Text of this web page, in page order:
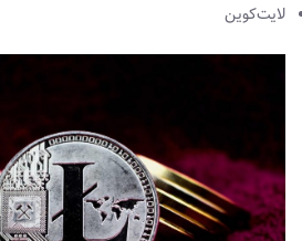
لایت‌کوین